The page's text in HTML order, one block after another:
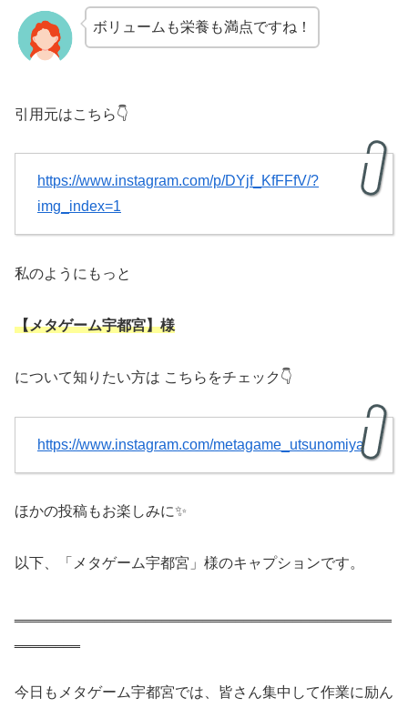
ボリュームも栄養も満点ですね！
引用元はこちら👇
https://www.instagram.com/p/DYjf_KfFFfV/?
img_index=1
私のようにもっと
【メタゲーム宇都宮】様
について知りたい方は こちらをチェック👇
https://www.instagram.com/metagame_utsunomiya
ほかの投稿もお楽しみに✨
以下、「メタゲーム宇都宮」様のキャプションです。
今日もメタゲーム宇都宮では、皆さん集中して作業に励ん